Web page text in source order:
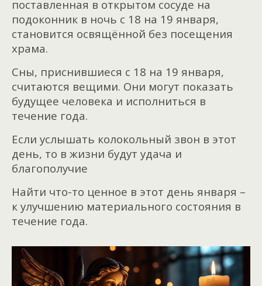
поставленная в открытом сосуде на
подоконник в ночь с 18 на 19 января,
становится освящённой без посещения
храма.
Сны, приснившиеся с 18 на 19 января,
считаются вещими. Они могут показать
будущее человека и исполниться в
течение года.
Если услышать колокольный звон в этот
день, то в жизни будут удача и
благополучие
Найти что-то ценное в этот день января –
к улучшению материального состояния в
течение года.